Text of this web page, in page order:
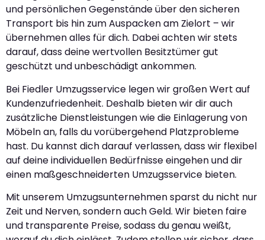
und persönlichen Gegenstände über den sicheren
Transport bis hin zum Auspacken am Zielort – wir
übernehmen alles für dich. Dabei achten wir stets
darauf, dass deine wertvollen Besitztümer gut
geschützt und unbeschädigt ankommen.
Bei Fiedler Umzugsservice legen wir großen Wert auf
Kundenzufriedenheit. Deshalb bieten wir dir auch
zusätzliche Dienstleistungen wie die Einlagerung von
Möbeln an, falls du vorübergehend Platzprobleme
hast. Du kannst dich darauf verlassen, dass wir flexibel
auf deine individuellen Bedürfnisse eingehen und dir
einen maßgeschneiderten Umzugsservice bieten.
Mit unserem Umzugsunternehmen sparst du nicht nur
Zeit und Nerven, sondern auch Geld. Wir bieten faire
und transparente Preise, sodass du genau weißt,